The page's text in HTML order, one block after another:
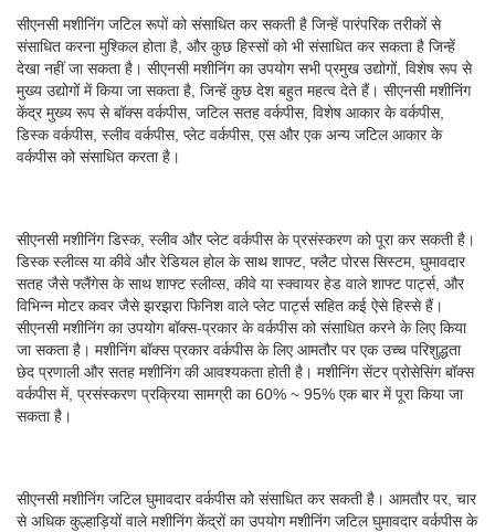
सीएनसी मशीनिंग जटिल रूपों को संसाधित कर सकती है जिन्हें पारंपरिक तरीकों से
संसाधित करना मुश्किल होता है, और कुछ हिस्सों को भी संसाधित कर सकता है जिन्हें
देखा नहीं जा सकता है। सीएनसी मशीनिंग का उपयोग सभी प्रमुख उद्योगों, विशेष रूप से
मुख्य उद्योगों में किया जा सकता है, जिन्हें कुछ देश बहुत महत्व देते हैं। सीएनसी मशीनिंग
केंद्र मुख्य रूप से बॉक्स वर्कपीस, जटिल सतह वर्कपीस, विशेष आकार के वर्कपीस,
डिस्क वर्कपीस, स्लीव वर्कपीस, प्लेट वर्कपीस, एस और एक अन्य जटिल आकार के
वर्कपीस को संसाधित करता है।
सीएनसी मशीनिंग डिस्क, स्लीव और प्लेट वर्कपीस के प्रसंस्करण को पूरा कर सकती है।
डिस्क स्लीव्स या कीवे और रेडियल होल के साथ शाफ्ट, फ्लैट पोरस सिस्टम, घुमावदार
सतह जैसे फ्लैंगेस के साथ शाफ्ट स्लीव्स, कीवे या स्क्वायर हेड वाले शाफ्ट पार्ट्स, और
विभिन्न मोटर कवर जैसे झरझरा फिनिश वाले प्लेट पार्ट्स सहित कई ऐसे हिस्से हैं।
सीएनसी मशीनिंग का उपयोग बॉक्स-प्रकार के वर्कपीस को संसाधित करने के लिए किया
जा सकता है। मशीनिंग बॉक्स प्रकार वर्कपीस के लिए आमतौर पर एक उच्च परिशुद्धता
छेद प्रणाली और सतह मशीनिंग की आवश्यकता होती है। मशीनिंग सेंटर प्रोसेसिंग बॉक्स
वर्कपीस में, प्रसंस्करण प्रक्रिया सामग्री का 60% ~ 95% एक बार में पूरा किया जा
सकता है।
सीएनसी मशीनिंग जटिल घुमावदार वर्कपीस को संसाधित कर सकती है। आमतौर पर, चार
से अधिक कुल्हाड़ियों वाले मशीनिंग केंद्रों का उपयोग मशीनिंग जटिल घुमावदार वर्कपीस के